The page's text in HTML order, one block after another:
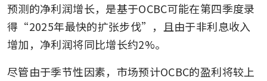
预测的净利润增长，是基于OCBC可能在第四季度录
得“2025年最快的扩张步伐”，且由于非利息收入
增加，净利润将同比增长约2%。
尽管由于季节性因素，市场预计OCBC的盈利将较上